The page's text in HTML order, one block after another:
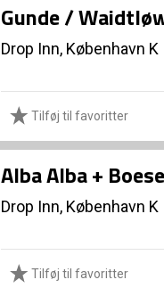
Gunde /
Drop Inn, København K
Tilføj til favoritter
Alba Alba +
Drop Inn, København K
Tilføj til favoritter